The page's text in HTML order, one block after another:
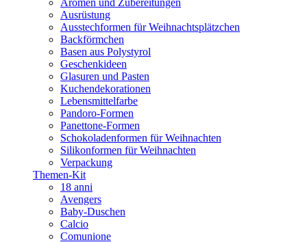
Aromen und Zubereitungen
Ausrüstung
Ausstechformen für Weihnachtsplätzchen
Backförmchen
Basen aus Polystyrol
Geschenkideen
Glasuren und Pasten
Kuchendekorationen
Lebensmittelfarbe
Pandoro-Formen
Panettone-Formen
Schokoladenformen für Weihnachten
Silikonformen für Weihnachten
Verpackung
Themen-Kit
18 anni
Avengers
Baby-Duschen
Calcio
Comunione